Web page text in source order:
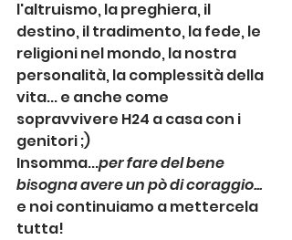
l'altruismo, la preghiera, il
destino, il tradimento, la fede, le
religioni nel mondo, la nostra
personalità, la complessità della
vita... e anche come
sopravvivere H24 a casa con i
genitori ;)
Insomma...per fare del bene
bisogna avere un pò di coraggio...
e noi continuiamo a mettercela
tutta!